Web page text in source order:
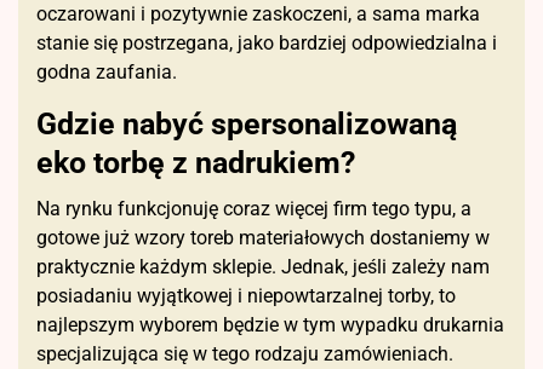
oczarowani i pozytywnie zaskoczeni, a sama marka
stanie się postrzegana, jako bardziej odpowiedzialna i
godna zaufania.
Gdzie nabyć spersonalizowaną
eko torbę z nadrukiem?
Na rynku funkcjonuję coraz więcej firm tego typu, a
gotowe już wzory toreb materiałowych dostaniemy w
praktycznie każdym sklepie. Jednak, jeśli zależy nam
posiadaniu wyjątkowej i niepowtarzalnej torby, to
najlepszym wyborem będzie w tym wypadku drukarnia
specjalizująca się w tego rodzaju zamówieniach.